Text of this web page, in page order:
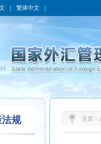
繁体中文
规 主页 >